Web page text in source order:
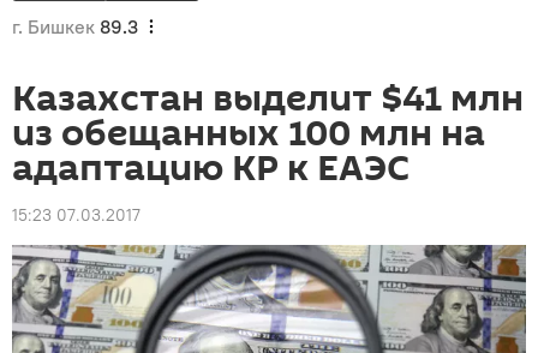
г. Бишкек 89.3
Казахстан выделит $41 млн
из обещанных 100 млн на
адаптацию КР к ЕАЭС
15:23 07.03.2017